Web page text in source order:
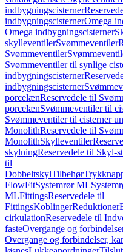
indbygningscisterner
indbygningscisternerOmega
Omega indbygningscisterner
skylleventilerSvømmeventiler
Svømmeventiler
Svømmeventiler til synlige
indbygningscisterner
indbygningscisterner
porcelænReservedele til
porcelænSvømmeventiler til
Svømmeventiler til cisterner
MonolithReservedele til
MonolithSkylleventiler
skylningReservedele til Skyl-
til
DobbeltskylTilbehør
FlowFitSystemrør ML
MLFittingsReservedele til
FittingsKoblingerReduktioner
cirkulationReservedele til
fasteOvergange og
Overgange og forbindelser,